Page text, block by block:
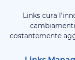
Links cura
costantemente